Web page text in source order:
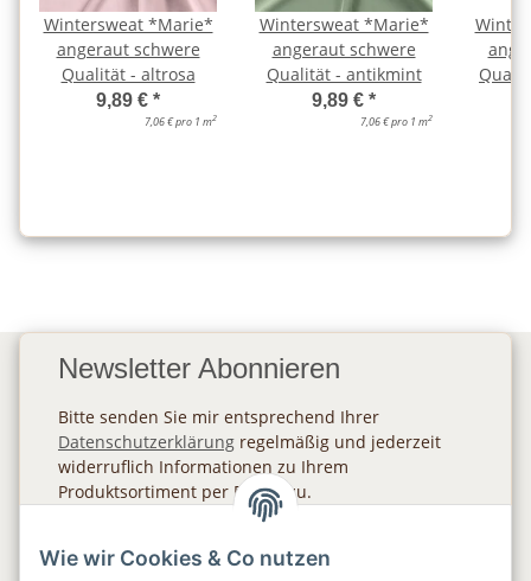
Wintersweat *Marie*
angeraut schwere
Qualität - altrosa
9,89 € *
7,06 € pro 1 m2
Wintersweat *Marie*
angeraut schwere
Qualität - antikmint
9,89 € *
7,06 € pro 1 m2
Newsletter Abonnieren
Bitte senden Sie mir entsprechend Ihrer
Datenschutzerklärung regelmäßig und jederzeit
widerruflich Informationen zu Ihrem
Produktsortiment per E-Mail zu.
Wie wir Cookies & Co nutzen